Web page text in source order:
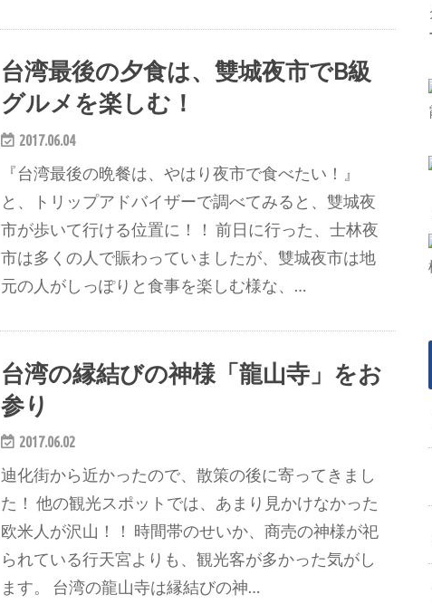
台湾最後の夕食は、雙城夜市でB級
グルメを楽しむ！
2017.06.04
『台湾最後の晩餐は、やはり夜市で食べたい！』
と、トリップアドバイザーで調べてみると、雙城夜
市が歩いて行ける位置に！！ 前日に行った、士林夜
市は多くの人で賑わっていましたが、雙城夜市は地
元の人がしっぽりと食事を楽しむ様な、…
台湾の縁結びの神様「龍山寺」をお
参り
2017.06.02
迪化街から近かったので、散策の後に寄ってきまし
た！ 他の観光スポットでは、あまり見かけなかった
欧米人が沢山！！ 時間帯のせいか、商売の神様が祀
られている行天宮よりも、観光客が多かった気がし
ます。 台湾の龍山寺は縁結びの神…